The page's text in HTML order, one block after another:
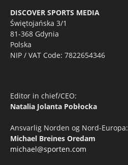
DISCOVER SPORTS MEDIA
Świętojańska 3/1
81-368 Gdynia
Polska
NIP / VAT Code: 7822654346
Editor in chief/CEO:
Natalia Jolanta Pobłocka
Ansvarlig Norden og Nord-Europa:
Michael Breines Oredam
michael@sporten.com